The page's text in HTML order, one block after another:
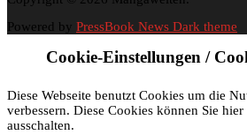
Powered by PressBook News Dark theme
Cookie-Einstellungen /
Diese Webseite benutzt Cookies um die
verbessern. Diese Cookies können Sie
ausschalten.